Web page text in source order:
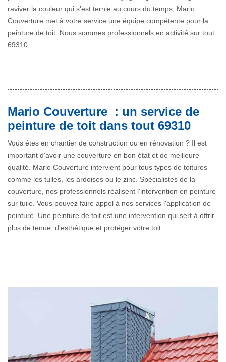
raviver la couleur qui s'est ternie au cours du temps, Mario
Couverture met à votre service une équipe compétente pour la
peinture de toit. Nous sommes professionnels en activité sur tout
69310.
Mario Couverture : un service de
peinture de toit dans tout 69310
Vous êtes en chantier de construction ou en rénovation ? Il est
important d'avoir une couverture en bon état et de meilleure
qualité. Mario Couverture intervient pour tous types de toitures
comme les tuiles, les ardoises ou le zinc. Spécialistes de la
couverture, nos professionnels réalisent l'intervention en peinture
sur tuile. Vous pouvez faire appel à nos services l'application de
peinture. Une peinture de toit est une intervention qui sert à offrir
plus de tenue, d'esthétique et protéger votre toit.